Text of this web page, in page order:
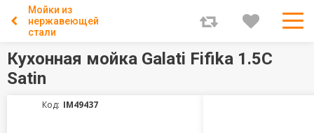
Мойки из
нержавеющей
стали
Кухонная мойка Galati Fifika 1.5C
Satin
Код: IM49437